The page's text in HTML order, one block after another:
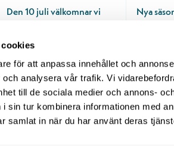
för att anpassa innehållet och
analysera vår trafik. Vi
till de sociala medier och annons-
sin tur kombinera informationen med
samlat in när du har använt deras
Den 10 juli välkomnar vi
Center! Under några
Läs mer
EVENT
Nya
Läs mer